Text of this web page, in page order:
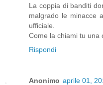
La coppia di banditi
malgrado le minacce
ufficiale.
Come la chiami tu una
Rispondi
Anonimo aprile 01,